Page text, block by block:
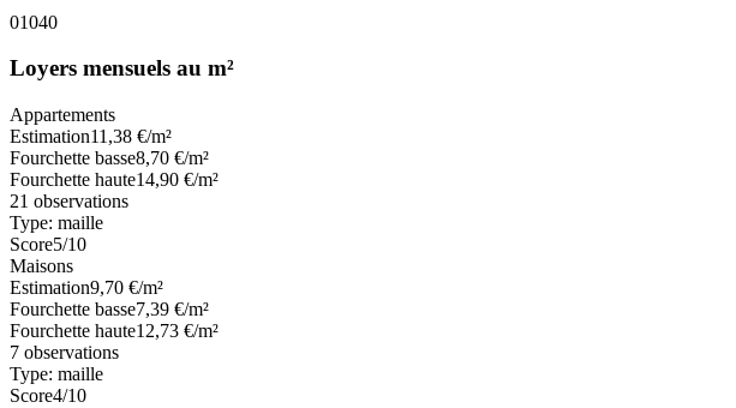
01040
Loyers mensuels au m²
Appartements
Estimation11,38 €/m²
Fourchette basse8,70 €/m²
Fourchette haute14,90 €/m²
21 observations
Type: maille
Score5/10
Maisons
Estimation9,70 €/m²
Fourchette basse7,39 €/m²
Fourchette haute12,73 €/m²
7 observations
Type: maille
Score4/10